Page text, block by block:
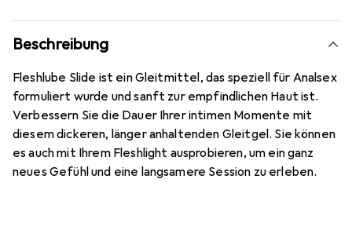
Beschreibung
Fleshlube Slide ist ein Gleitmittel, das speziell für Analsex
formuliert wurde und sanft zur empfindlichen Haut ist.
Verbessern Sie die Dauer Ihrer intimen Momente mit
diesem dickeren, länger anhaltenden Gleitgel. Sie können
es auch mit Ihrem Fleshlight ausprobieren, um ein ganz
neues Gefühl und eine langsamere Session zu erleben.